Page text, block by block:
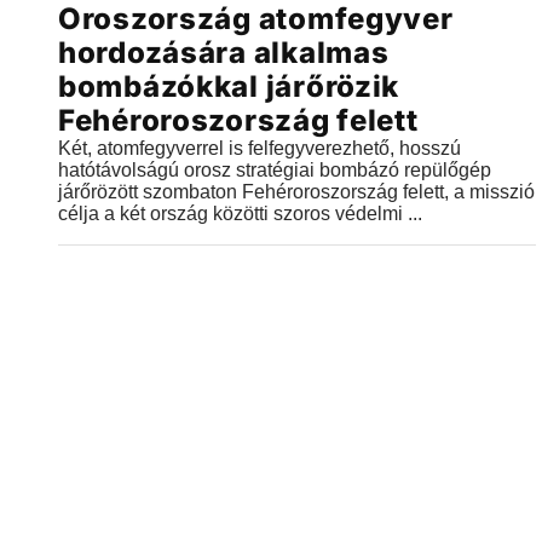
Oroszország atomfegyver
hordozására alkalmas
bombázókkal járőrözik
Fehéroroszország felett
Két, atomfegyverrel is felfegyverezhető, hosszú
hatótávolságú orosz stratégiai bombázó repülőgép
járőrözött szombaton Fehéroroszország felett, a misszió
célja a két ország közötti szoros védelmi ...